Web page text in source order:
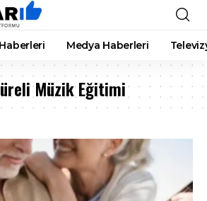
Medya Haberleri
Müzik Eğitimi